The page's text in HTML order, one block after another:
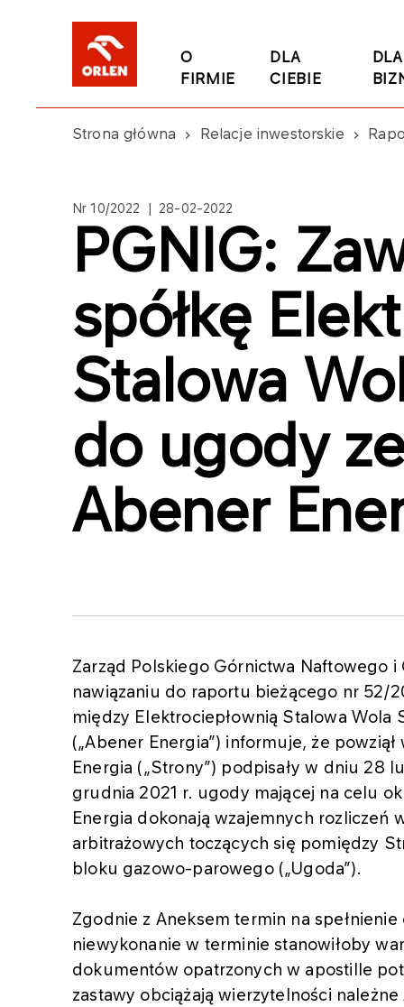
O
FIRMIE
DLA
CIEBIE
DLA
Strona główna Relacje inwestorskie
Nr 10/2022 | 28-02-2022
PGNIG:
spółkę
Stalowa
do ugody
Abener
Zarząd Polskiego Górnictwa Naftowego i
nawiązaniu do raportu bieżącego nr 52/
między Elektrociepłownią Stalowa Wola
(„Abener Energia”) informuje, że
Energia („Strony”) podpisały w dniu 28
grudnia 2021 r. ugody mającej na celu
Energia dokonają wzajemnych rozliczeń
arbitrażowych toczących się pomiędzy
bloku gazowo-parowego („Ugoda”).
Zgodnie z Aneksem termin na
niewykonanie w terminie stanowiłoby
dokumentów opatrzonych w apostille
zastawy obciążają wierzytelności